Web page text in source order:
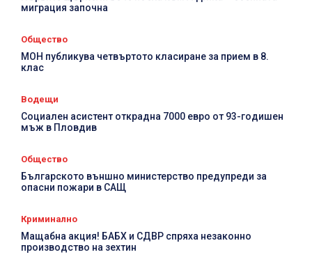
миграция започна
Общество
МОН публикува четвъртото класиране за прием в 8.
клас
Водещи
Социален асистент открадна 7000 евро от 93-годишен
мъж в Пловдив
Общество
Българското външно министерство предупреди за
опасни пожари в САЩ
Криминално
Мащабна акция! БАБХ и СДВР спряха незаконно
производство на зехтин